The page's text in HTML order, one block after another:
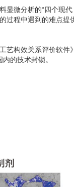
显微分析的“四个现代
过程中遇到的难点提
艺构效关系评价软件
的技术封锁。